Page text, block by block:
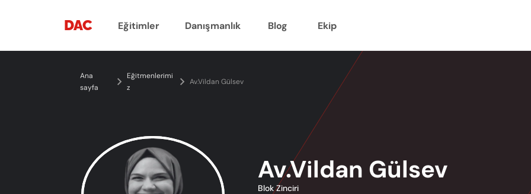
DAC Eğitimler Danışmanlık Blog Ekip
Av.Vildan Gülsev
Blok Zinciri
Ana
sayfa
Eğitmenlerimi
z
Av.Vildan Gülsev